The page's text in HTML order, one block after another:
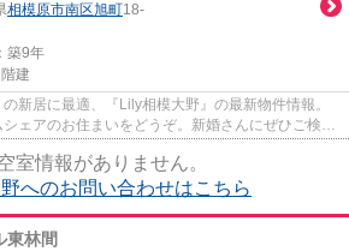
相模原市南区旭町18-
築9年
建
新居に最適、『Lily相模大野』の最新物件情報。
ェアのお住まいをどうぞ。新婚さんにぜひご検討
室情報がありません。
へのお問い合わせはこちら
東林間